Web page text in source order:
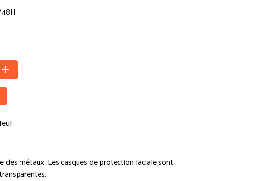
métaux. Les casques de protection faciale sont